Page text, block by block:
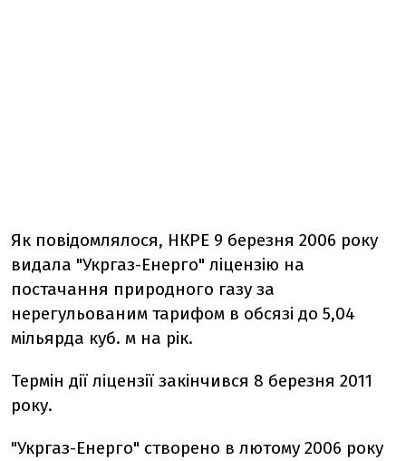
Як повідомлялося, НКРЕ 9 березня 2006 року
видала "Укргаз-Енерго" ліцензію на
постачання природного газу за
нерегульованим тарифом в обсязі до 5,04
мільярда куб. м на рік.
Термін дії ліцензії закінчився 8 березня 2011
року.
"Укргаз-Енерго" створено в лютому 2006 року